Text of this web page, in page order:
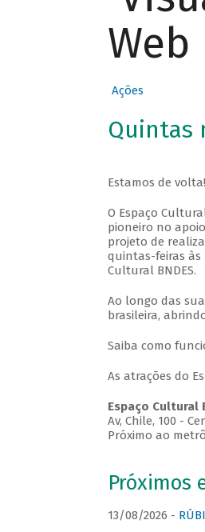
Web
Ações
Quintas
Estamos de volta!
O Espaço
pioneiro no
projeto de
quintas-feiras às
Cultural BNDES.
Ao longo das
brasileira,
Saiba como
As atrações do
Espaço Cultural
Av, Chile, 100 -
Próximo ao
Próximos
13/08/2026 -